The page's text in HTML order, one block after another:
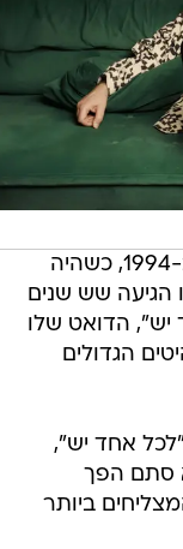
1). את אלבומו הראשון הוא שחרר ב-1994, כשהיה
הגיעה שש שנים
הדואט שלו
הגדולים
אחד יש",
- ולא סתם הפך
ביותר